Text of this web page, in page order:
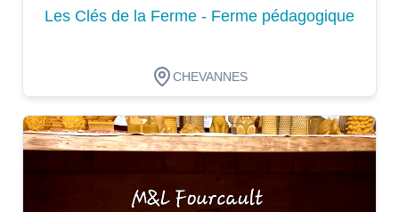
Les Clés de la Ferme - Ferme pédagogique
CHEVANNES
Dégustation